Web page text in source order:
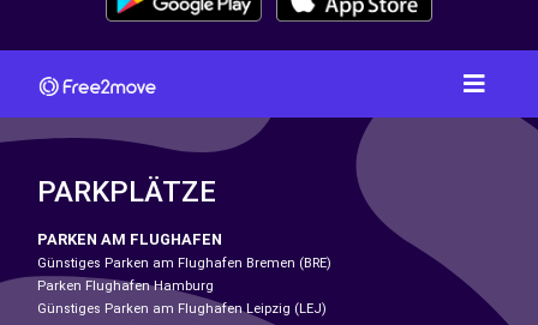
PARKPLÄTZE
PARKEN AM FLUGHAFEN
Günstiges Parken am Flughafen Bremen (BRE)
Parken Flughafen Hamburg
Günstiges Parken am Flughafen Leipzig (LEJ)